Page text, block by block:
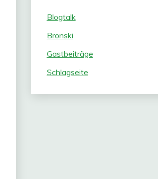
Blogtalk
Bronski
Gastbeiträge
Schlagseite